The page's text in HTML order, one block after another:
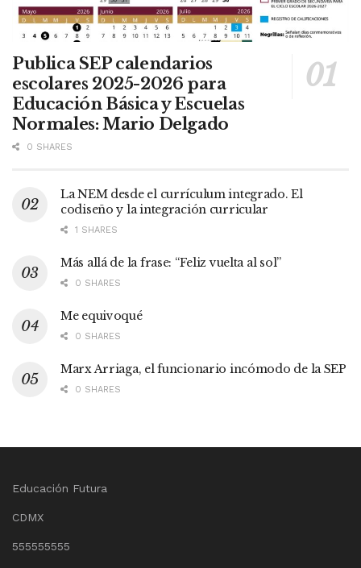
Publica SEP calendarios
escolares 2025-2026 para
Educación Básica y Escuelas
Normales: Mario Delgado
0 SHARES
La NEM desde el currículum integrado. El
codiseño y la integración curricular
1 SHARES
Más allá de la frase: “Feliz vuelta al sol”
0 SHARES
Me equivoqué
0 SHARES
Marx Arriaga, el funcionario incómodo de la SEP
0 SHARES
Educación Futura
CDMX
555555555